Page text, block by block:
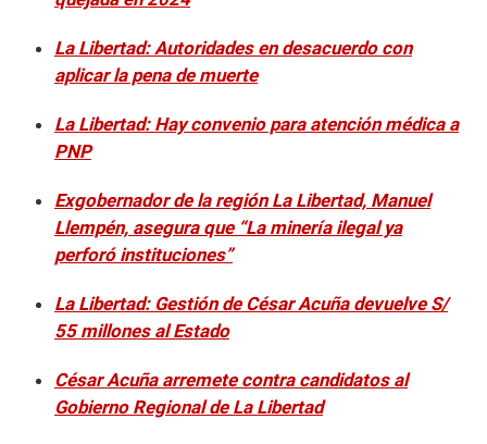
La Libertad: Autoridades en desacuerdo con
aplicar la pena de muerte
La Libertad: Hay convenio para atención médica a
PNP
Exgobernador de la región La Libertad, Manuel
Llempén, asegura que “La minería ilegal ya
perforó instituciones”
La Libertad: Gestión de César Acuña devuelve S/
55 millones al Estado
César Acuña arremete contra candidatos al
Gobierno Regional de La Libertad